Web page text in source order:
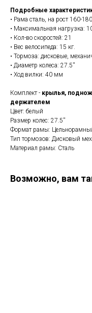
Подробные
• Рама сталь, на рост 160-
• Максимальная нагрузка:
• Кол-во скоростей: 21
• Вес велосипеда: 15 кг.
• Тормоза: дисковые,
• Диаметр колеса: 27.5''
• Ход вилки: 40 мм
Комплект - крылья,
держателем
Цвет: белый
Размер колес: 27.5''
Формат рамы:
Тип тормозов: Дисковый
Материал рамы: Сталь
Возможно, вам